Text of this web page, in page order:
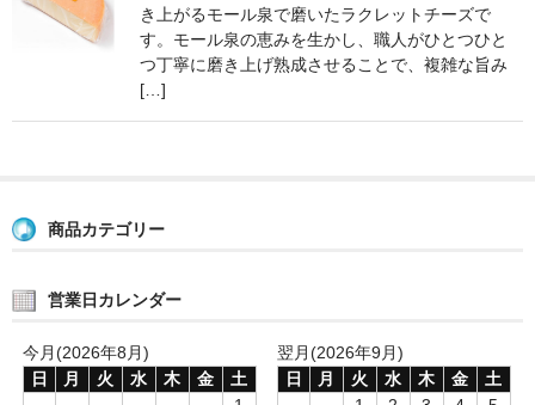
器具類
き上がるモール泉で磨いたラクレットチーズで
す。モール泉の恵みを生かし、職人がひとつひと
つ丁寧に磨き上げ熟成させることで、複雑な旨み
[…]
商品カテゴリー
営業日カレンダー
今月(2026年8月)
日
月 火 水 木 金
土
翌月(2026年9月)
日
月 火 水 木 金
土